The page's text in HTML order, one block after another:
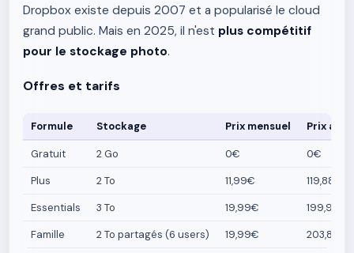
Dropbox existe depuis 2007 et a popularisé le cloud
grand public. Mais en 2025, il n'est plus compétitif
pour le stockage photo.
Offres et tarifs
Formule Stockage Prix mensuel Prix
Gratuit 2 Go 0€
0€
Plus
2 To 11,99€
119,88€
Essentials
3 To 19,99€
199,99€
Famille
2 To partagés (6 users) 19,99€ 203,88€